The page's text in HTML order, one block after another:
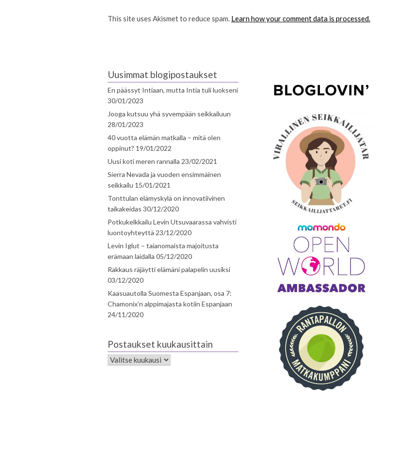
This site uses Akismet to reduce spam. Learn how your comment data is processed.
Uusimmat blogipostaukset
En päässyt Intiaan, mutta Intia tuli luokseni
30/01/2023
Jooga kutsuu yhä syvempään seikkailuun
28/01/2023
40 vuotta elämän matkalla – mitä olen
oppinut? 19/01/2022
Uusi koti meren rannalla 23/02/2021
Sierra Nevada ja vuoden ensimmäinen
seikkailu 15/01/2021
Tonttulan elämyskylä on innovatiivinen
taikakeidas 30/12/2020
Potkukelkkailu Levin Utsuvaarassa vahvisti
luontoyhteyttä 23/12/2020
Levin Iglut – taianomaista majoitusta
erämaan laidalla 05/12/2020
Rakkaus räjäytti elämäni palapelin uusiksi
03/12/2020
Kaasuautolla Suomesta Espanjaan, osa 7:
Chamonix’n alppimajasta kotiin Espanjaan
24/11/2020
Postaukset kuukausittain